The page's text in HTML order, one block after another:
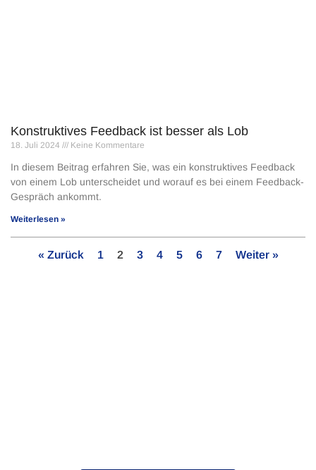
Konstruktives Feedback ist besser als Lob
18. Juli 2024 Keine Kommentare
In diesem Beitrag erfahren Sie, was ein konstruktives Feedback
von einem Lob unterscheidet und worauf es bei einem Feedback-
Gespräch ankommt.
Weiterlesen »
« Zurück 1 2 3 4 5 6 7 Weiter »